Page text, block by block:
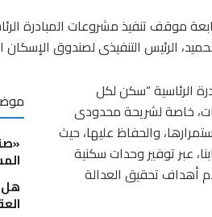
موقف تنفيذ مشروعات المبادرة
الرئيس التنفيذى لصندوق
هل
الرئاسية “سكن لكل
خاصة لشريحة محدودى
والحفاظ عليها، حيث
عبر توفير وحدات سكنية
أهداف تحقيق العدالة